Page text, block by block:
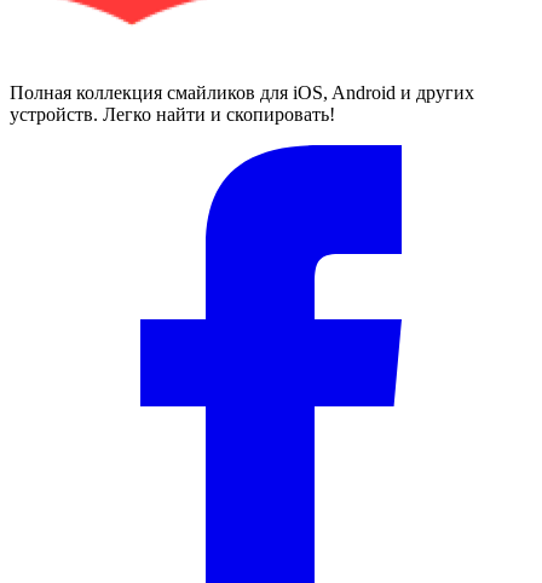
Полная коллекция смайликов для iOS, Android и других
устройств. Легко найти и скопировать!